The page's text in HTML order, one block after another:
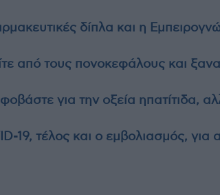
δίπλα και η
από τους πονοκεφάλους και
για την οξεία ηπατίτιδα,
19, τέλος και ο εμβολιασμός, για